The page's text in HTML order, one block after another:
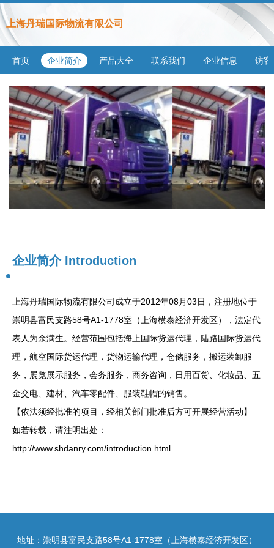
上海丹瑞国际物流有限公司
首页 企业简介 产品大全 联系我们 企业信息 访客
企业简介 Introduction
上海丹瑞国际物流有限公司成立于2012年08月03日，注册地位于
崇明县富民支路58号A1-1778室（上海横泰经济开发区），法定代
表人为余满生。经营范围包括海上国际货运代理，陆路国际货运代
理，航空国际货运代理，货物运输代理，仓储服务，搬运装卸服
务，展览展示服务，会务服务，商务咨询，日用百货、化妆品、五
金交电、建材、汽车零配件、服装鞋帽的销售。
【依法须经批准的项目，经相关部门批准后方可开展经营活动】
如若转载，请注明出处：
http://www.shdanry.com/introduction.html
地址：崇明县富民支路58号A1-1778室（上海横泰经济开发区）